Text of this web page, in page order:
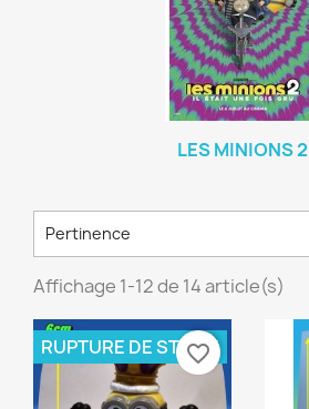
LES MINIONS 2
Pertinence
Affichage 1-12 de 14 article(s)
RUPTURE DE STOCK
favorite_border